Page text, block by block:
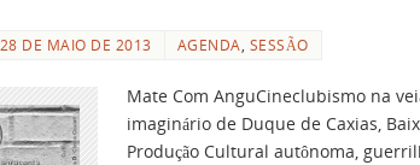
28 DE MAIO DE 2013 AGENDA SESSÃO
Mate Com AnguCineclubismo na
imaginário de Duque de Caxias,
Produção Cultural autônoma,